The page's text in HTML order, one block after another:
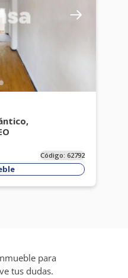
Código:62792
para
tus dudas.